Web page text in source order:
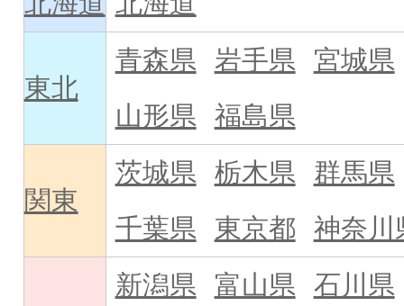
東北
青森県 岩手県
宮城県
山形県
福島県
関東
茨城県 栃木県
群馬県
千葉県
東京都 神奈川
新潟県 富山県
石川県